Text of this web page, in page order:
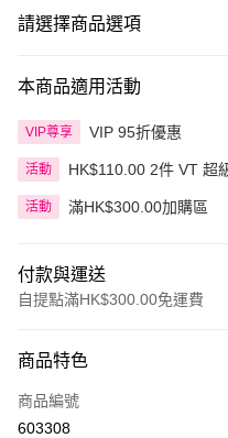
請選擇商品選項
本商品適用活動
VIP尊享 VIP 95折優惠
活動 HK$110.00 2件 VT 超
活動 滿HK$300.00加購區
付款與運送
自提點滿HK$300.00免運費
信用卡
Apple Pay
商品特色
商品編號
603308